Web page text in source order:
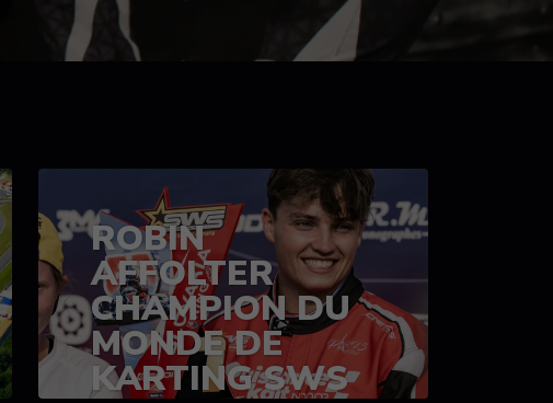
ROBIN
AFFOLTER
CHAMPION DU
MONDE DE
KARTING SWS